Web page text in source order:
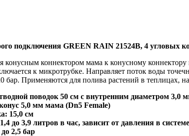
подключения GREEN RAIN 21524B, 4 угловых
конусным коннектором мама к конусному
к микротрубке. Направляет поток воды
бар. Применяются для полива растений в теплицах,
поводок 50 см с внутренним диаметром 3,0
5,0 мм мама (Dn5 Female)
15,0 см
до 3,9 литров в час, зависит от давления в системе
2,5 бар